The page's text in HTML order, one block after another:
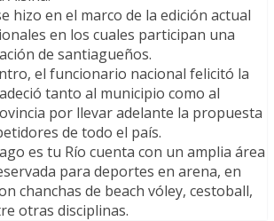
hizo en el marco de la edición actual
en los cuales participan una
de santiagueños.
el funcionario nacional felicitó la
tanto al municipio como al
por llevar adelante la propuesta
de todo el país.
es tu Río cuenta con un amplia área
para deportes en arena, en
chanchas de beach vóley, cestoball,
otras disciplinas.